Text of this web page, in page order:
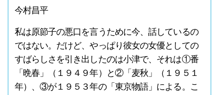
今村昌平
私は原節子の悪口を言うために今、話しているの
ではない。だけど、やっぱり彼女の女優としての
すばらしさを引き出したのは小津で、それは①番
「晩春」（１９４９年）と②「麦秋」（１９５１
年）、③が１９５３年の「東京物語」による。こ